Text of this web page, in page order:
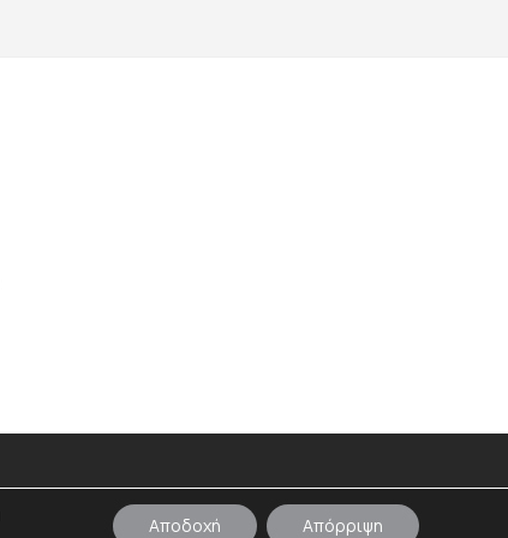
Αποδοχή Απόρριψη